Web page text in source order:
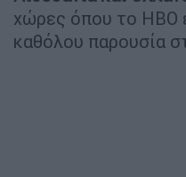
χώρες όπου το HBO
καθόλου παρουσία